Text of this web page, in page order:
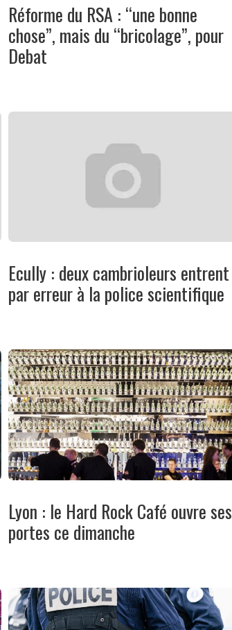
Réforme du RSA : “une bonne
chose”, mais du “bricolage”, pour
Debat
Ecully : deux cambrioleurs entrent
par erreur à la police scientifique
Lyon : le Hard Rock Café ouvre ses
portes ce dimanche